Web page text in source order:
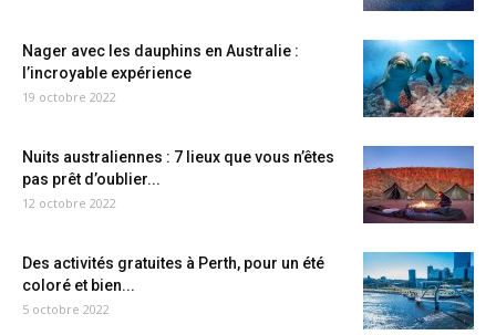
Nager avec les dauphins en Australie :
l’incroyable expérience
19 octobre 2022
Nuits australiennes : 7 lieux que vous n’êtes
pas prêt d’oublier...
12 octobre 2022
Des activités gratuites à Perth, pour un été
coloré et bien...
5 octobre 2022